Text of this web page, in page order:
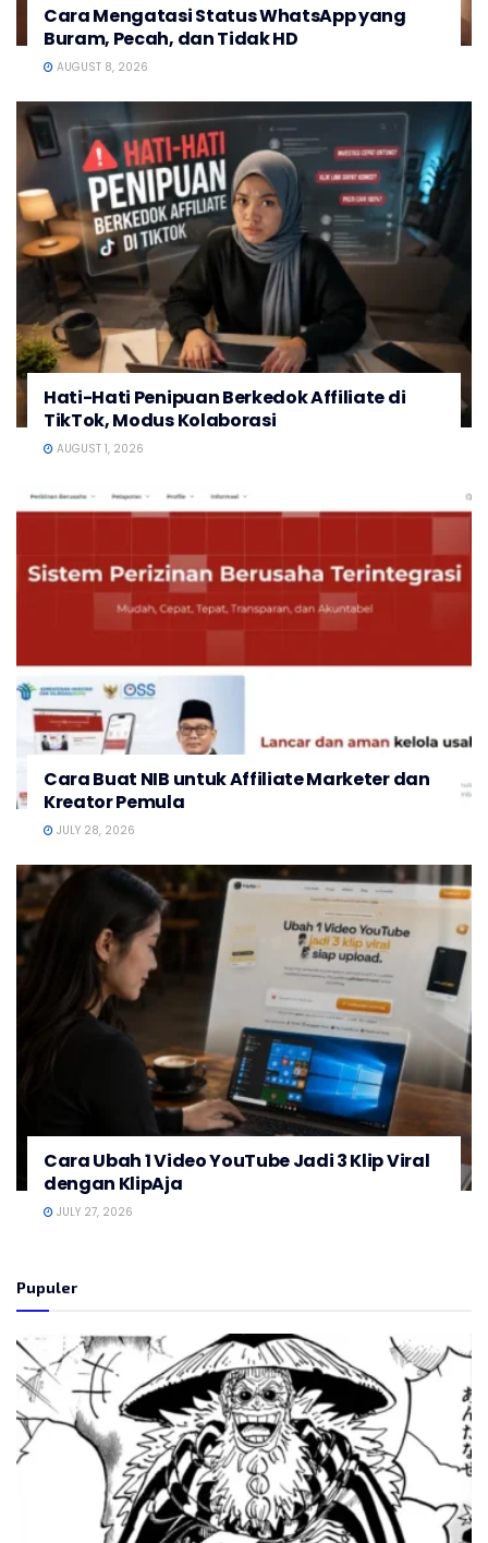
Cara Mengatasi Status WhatsApp yang
Buram, Pecah, dan Tidak HD
AUGUST 8, 2026
Hati-Hati Penipuan Berkedok Affiliate di
TikTok, Modus Kolaborasi
AUGUST 1, 2026
Cara Buat NIB untuk Affiliate Marketer dan
Kreator Pemula
JULY 28, 2026
Cara Ubah 1 Video YouTube Jadi 3 Klip Viral
dengan KlipAja
JULY 27, 2026
Pupuler